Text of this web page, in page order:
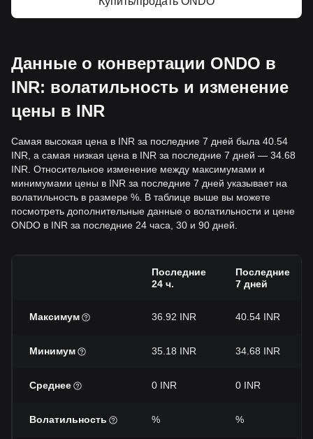
Данные о конвертации ONDO в
INR: волатильность и изменение
цены в INR
Самая высокая цена в INR за последние 7 дней была 40.54
INR, а самая низкая цена в INR за последние 7 дней — 34.68
INR. Относительное изменение между максимумами и
минимумами цены в INR за последние 7 дней указывает на
волатильность в размере %. В таблице выше вы можете
посмотреть дополнительные данные о волатильности и цене
ONDO в INR за последние 24 часа, 30 и 90 дней.
Последние
24 ч.
Последние
7 дней
Максимум 36.92 INR 40.54 INR
Минимум 35.18 INR 34.68 INR
Среднее 0 INR 0 INR
Волатильность % %